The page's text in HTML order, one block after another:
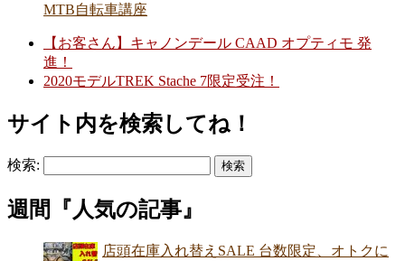
MTB自転車講座
【お客さん】キャノンデール CAAD オプティモ 発
進！
2020モデルTREK Stache 7限定受注！
サイト内を検索してね！
検索:
週間『人気の記事』
店頭在庫入れ替えSALE 台数限定、オトクに